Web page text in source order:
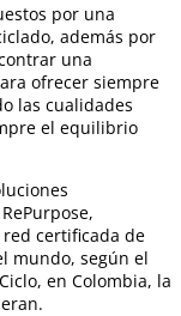
por una
además por
una
ofrecer siempre
las cualidades
el equilibrio
certificada de
mundo, según el
en Colombia, la